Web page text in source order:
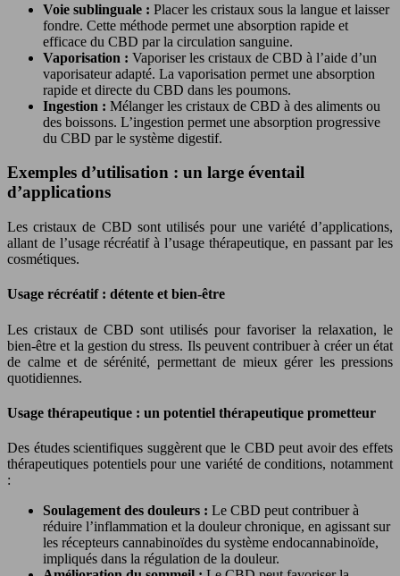
Voie sublinguale : Placer les cristaux sous la langue et laisser
fondre. Cette méthode permet une absorption rapide et
efficace du CBD par la circulation sanguine.
Vaporisation : Vaporiser les cristaux de CBD à l’aide d’un
vaporisateur adapté. La vaporisation permet une absorption
rapide et directe du CBD dans les poumons.
Ingestion : Mélanger les cristaux de CBD à des aliments ou
des boissons. L’ingestion permet une absorption progressive
du CBD par le système digestif.
Exemples d’utilisation : un large éventail
d’applications
Les cristaux de CBD sont utilisés pour une variété d’applications,
allant de l’usage récréatif à l’usage thérapeutique, en passant par les
cosmétiques.
Usage récréatif : détente et bien-être
Les cristaux de CBD sont utilisés pour favoriser la relaxation, le
bien-être et la gestion du stress. Ils peuvent contribuer à créer un état
de calme et de sérénité, permettant de mieux gérer les pressions
quotidiennes.
Usage thérapeutique : un potentiel thérapeutique prometteur
Des études scientifiques suggèrent que le CBD peut avoir des effets
thérapeutiques potentiels pour une variété de conditions, notamment
:
Soulagement des douleurs : Le CBD peut contribuer à
réduire l’inflammation et la douleur chronique, en agissant sur
les récepteurs cannabinoïdes du système endocannabinoïde,
impliqués dans la régulation de la douleur.